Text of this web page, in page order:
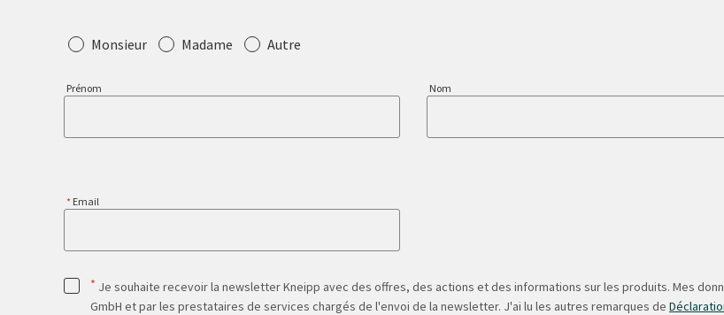
Salutation
Monsieur Madame Autre
Prénom Nom
Email
* Je souhaite recevoir la newsletter Kneipp avec des offres, des actions et des informations sur les produits. Mes
GmbH et par les prestataires de services chargés de l'envoi de la newsletter. J'ai lu les autres remarques de